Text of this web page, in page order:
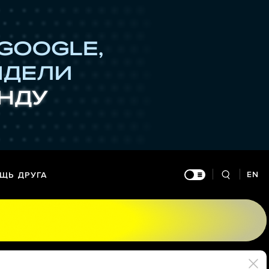
ДРУГА EN